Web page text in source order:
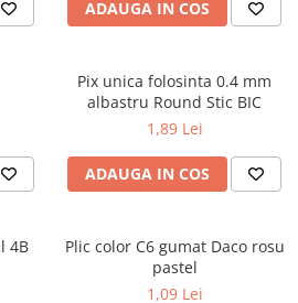
ADAUGA IN COS
Pix unica folosinta 0.4 mm
albastru Round Stic BIC
1,89 Lei
ADAUGA IN COS
4B
Plic color C6 gumat Daco rosu
pastel
1,09 Lei